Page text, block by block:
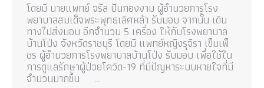
โดยมี นายแพทย์ จรัล ปันกองงาม ผู้อำนวยการโรง
พยาบาลสมเด็จพระพุทธเลิศหล้า รับมอบ จากนั้น เดิน
ทางไปส่งมอบ อีกจำนวน 5 เครื่อง ให้กับโรงพยาบาล
บ้านโป่ง จังหวัดราชบุรี โดยมี แพทย์หญิงรุจิรา เข็มเพ็
ชร ผู้อำนวยการโรงพยาบาลบ้านโป่ง รับมอบ เพื่อใช้ใน
การดูแลรักษาผู้ป่วยโควิด-19 ที่มีปัญหาระบบหายใจที่มี
จำนวนมากขึ้น …